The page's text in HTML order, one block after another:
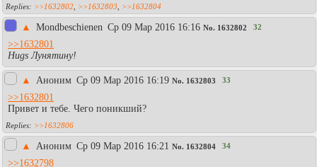
>>1632802 >>1632803 >>1632804
▲ Mondbeschienen Ср 09 Мар 2016 16:16 No. 1632802 32
>>1632801
Hugs Лунятину!
▲ Аноним Ср 09 Мар 2016 16:19 No. 1632803 33
>>1632801
Привет и тебе. Чего поникший?
>>1632806
▲ Аноним Ср 09 Мар 2016 16:21 No. 1632804 34
>>1632798